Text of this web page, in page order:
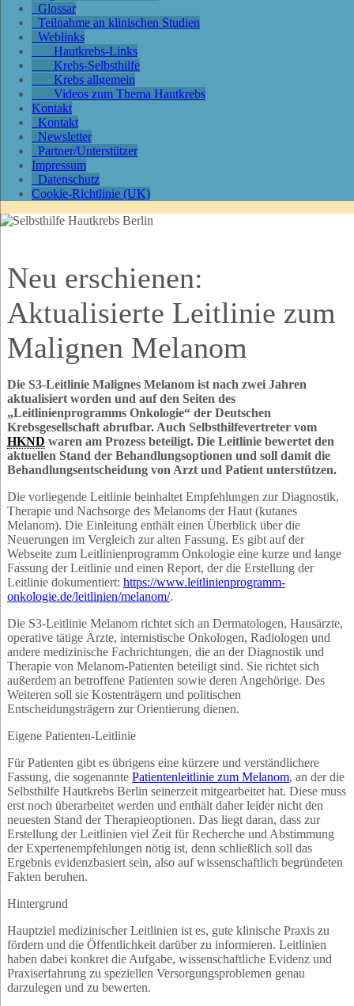
Glossar
Teilnahme an klinischen Studien
Weblinks
Hautkrebs-Links
Krebs-Selbsthilfe
Krebs allgemein
Videos zum Thema Hautkrebs
Kontakt
Kontakt
Newsletter
Partner/Unterstützer
Impressum
Datenschutz
Cookie-Richtlinie (UK)
Neu erschienen:
Aktualisierte Leitlinie zum
Malignen Melanom
Die S3-Leitlinie Malignes Melanom ist nach zwei Jahren
aktualisiert worden und auf den Seiten des
„Leitlinienprogramms Onkologie“ der Deutschen
Krebsgesellschaft abrufbar. Auch Selbsthilfevertreter vom
HKND waren am Prozess beteiligt. Die Leitlinie bewertet den
aktuellen Stand der Behandlungsoptionen und soll damit die
Behandlungsentscheidung von Arzt und Patient unterstützen.
Die vorliegende Leitlinie beinhaltet Empfehlungen zur Diagnostik,
Therapie und Nachsorge des Melanoms der Haut (kutanes
Melanom). Die Einleitung enthält einen Überblick über die
Neuerungen im Vergleich zur alten Fassung. Es gibt auf der
Webseite zum Leitlinienprogramm Onkologie eine kurze und lange
Fassung der Leitlinie und einen Report, der die Erstellung der
Leitlinie dokumentiert: https://www.leitlinienprogramm-
onkologie.de/leitlinien/melanom/.
Die S3-Leitlinie Melanom richtet sich an Dermatologen, Hausärzte,
operative tätige Ärzte, internistische Onkologen, Radiologen und
andere medizinische Fachrichtungen, die an der Diagnostik und
Therapie von Melanom-Patienten beteiligt sind. Sie richtet sich
außerdem an betroffene Patienten sowie deren Angehörige. Des
Weiteren soll sie Kostenträgern und politischen
Entscheidungsträgern zur Orientierung dienen.
Eigene Patienten-Leitlinie
Für Patienten gibt es übrigens eine kürzere und verständlichere
Fassung, die sogenannte Patientenleitlinie zum Melanom, an der die
Selbsthilfe Hautkrebs Berlin seinerzeit mitgearbeitet hat. Diese muss
erst noch überarbeitet werden und enthält daher leider nicht den
neuesten Stand der Therapieoptionen. Das liegt daran, dass zur
Erstellung der Leitlinien viel Zeit für Recherche und Abstimmung
der Expertenempfehlungen nötig ist, denn schließlich soll das
Ergebnis evidenzbasiert sein, also auf wissenschaftlich begründeten
Fakten beruhen.
Hintergrund
Hauptziel medizinischer Leitlinien ist es, gute klinische Praxis zu
fördern und die Öffentlichkeit darüber zu informieren. Leitlinien
haben dabei konkret die Aufgabe, wissenschaftliche Evidenz und
Praxiserfahrung zu speziellen Versorgungsproblemen genau
darzulegen und zu bewerten.